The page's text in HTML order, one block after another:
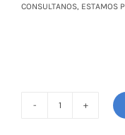
CONSULTANOS, ESTAMOS